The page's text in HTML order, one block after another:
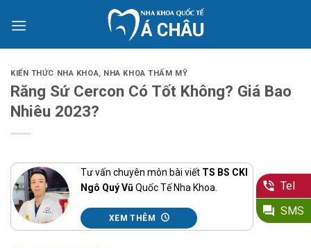
KIẾN THỨC NHA KHOA, NHA KHOA THẨM MỸ
Răng Sứ Cercon Có Tốt Không? Giá Bao
Nhiêu 2023?
Tư vấn chuyên môn bài viết TS BS CKI
Ngô Quý VũQuốc Tế Nha Khoa.
XEM THÊM
Tel
SMS